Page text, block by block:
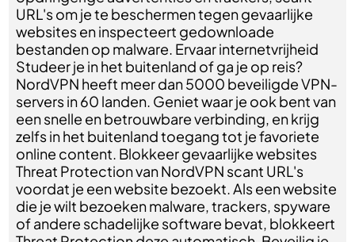
URL's om je te beschermen tegen gevaarlijke
websites en inspecteert gedownloade
bestanden op malware. Ervaar internetvrijheid
Studeer je in het buitenland of ga je op reis?
NordVPN heeft meer dan 5000 beveiligde VPN-
servers in 60 landen. Geniet waar je ook bent van
een snelle en betrouwbare verbinding, en krijg
zelfs in het buitenland toegang tot je favoriete
online content. Blokkeer gevaarlijke websites
Threat Protection van NordVPN scant URL's
voordat je een website bezoekt. Als een website
die je wilt bezoeken malware, trackers, spyware
of andere schadelijke software bevat, blokkeert